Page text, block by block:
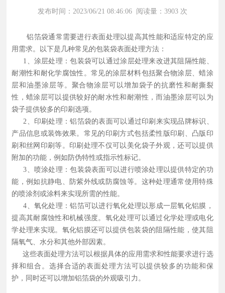
发布时间：2023/06/21 08:46:06 阅读量：3903 次
铝箔袋通常需要进行表面处理以提高其性能和适应特定的应
用需求。以下是几种常见的包装袋表面处理方法：
1、涂层处理：包装袋可以通过涂层处理来改进其阻隔性能、
耐潮性和耐化学腐蚀性。常见的涂层材料包括聚合物涂层、蜡涂
层和油墨涂层等。聚合物涂层可以增加袋子的抗磨性和耐撕裂
性，蜡涂层可以提供较好的耐水性和耐潮性，而油墨涂层可以为
袋子提供较多的印刷选项。
2、印刷处理：铝箔袋的表面可以通过印刷来实现品牌标识、
产品信息或装饰效果。常见的印刷方式包括柔性版印刷、凸版印
刷和丝网印刷等。印刷处理不仅可以美化袋子外观，还可以提供
附加的功能，例如防伪特性或指示性标记。
3、喷涂处理：包装袋表面可以进行喷涂处理以提供特定的功
能，例如抗静电、防紫外线或防腐蚀等。这种处理通常使用特殊
的喷涂剂或涂料来实现所需的性能。
4、氧化处理：铝箔可以进行氧化处理以形成一层氧化铝膜，
提高其耐腐蚀性和机械强度。氧化处理可以通过化学处理或电化
学处理来实现。氧化铝膜还可以提供包装袋的阻隔性能，使其阻
隔氧气、水分和其他外部因素。
这些表面处理方法可以根据具体的应用需求和性能要求进行选
择和组合。选择合适的表面处理方法可以提供较多的功能和保
护，同时还可以增加铝箔袋的外观吸引力。